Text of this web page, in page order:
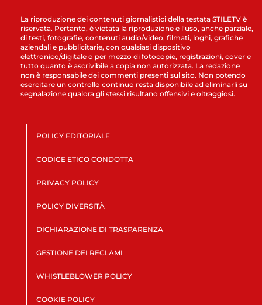
La riproduzione dei contenuti giornalistici della testata STILETV è
riservata. Pertanto, è vietata la riproduzione e l’uso, anche parziale,
di testi, fotografie, contenuti audio/video, filmati, loghi, grafiche
aziendali e pubblicitarie, con qualsiasi dispositivo
elettronico/digitale o per mezzo di fotocopie, registrazioni, cover e
tutto quanto è ascrivibile a copia non autorizzata. La redazione
non è responsabile dei commenti presenti sul sito. Non potendo
esercitare un controllo continuo resta disponibile ad eliminarli su
segnalazione qualora gli stessi risultano offensivi e oltraggiosi.
POLICY EDITORIALE
CODICE ETICO CONDOTTA
PRIVACY POLICY
POLICY DIVERSITÀ
DICHIARAZIONE DI TRASPARENZA
GESTIONE DEI RECLAMI
WHISTLEBLOWER POLICY
COOKIE POLICY